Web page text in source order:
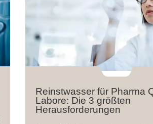
Reinstwasser für Pharma
Labore: Die 3 größten
Herausforderungen